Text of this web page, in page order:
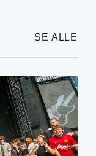
SE ALLE